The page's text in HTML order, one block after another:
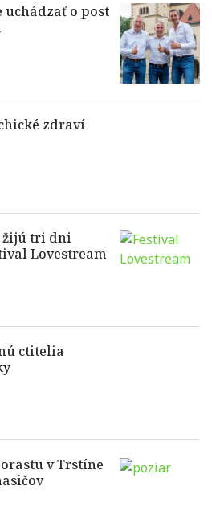
uchádzať o post
zdraví
žijú tri dni
Lovestream
ctitelia
v Trstíne